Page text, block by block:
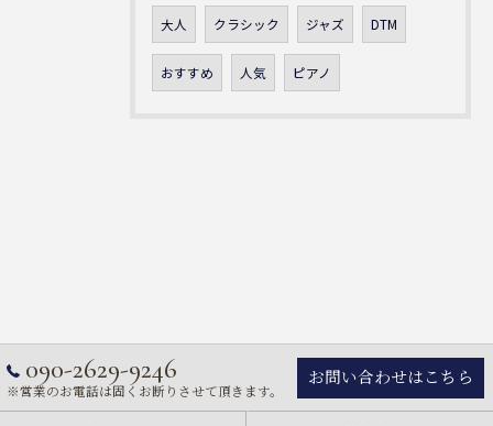
大人 クラシック ジャズ DTM
おすすめ 人気 ピアノ
090-2629-9246
※営業のお電話は固くお断りさせて頂きます。
お問い合わせはこちら